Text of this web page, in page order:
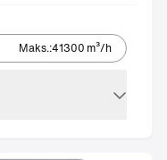
Maks.:41300 m³/h